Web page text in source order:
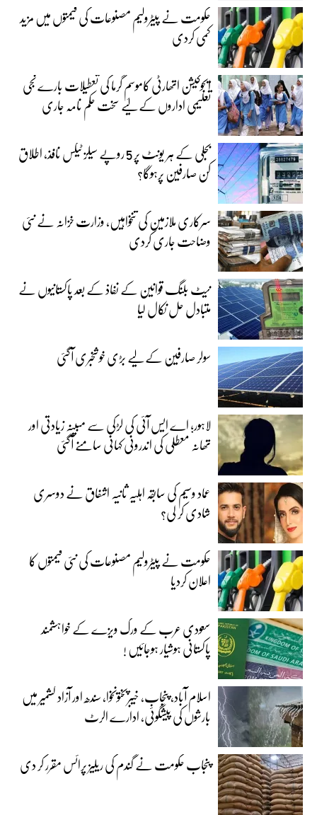
حکومت نے پیٹرولیم مصنوعات کی قیمتوں میں مزید
کمی کردی
ایجوکیشن اتھارٹی کاموسمِ گرما کی تعطیلات بارے نجی
تعلیمی اداروں کے لیے سخت حکم نامہ جاری
بجلی کے ہر یونٹ پر 5 روپے سیلز ٹیکس نافذ، اطلاق
کن صارفین پرہوگا؟
سرکاری ملازمین کی تنخواہیں، وزارت خزانہ نے نئی
وضاحت جاری کردی
نیٹ بلنگ قوانین کے نفاذ کے بعد پاکستانیوں نے
متبادل حل نکال لیا
سولر صارفین کے لیے بڑی خوشخبری آگئی
لاہور؛ اے ایس آئی کی لڑکی سے مبینہ زیادتی اور
تھانہ معطلی کی اندرونی کہانی سامنے آگئی
عماد وسیم کی سابقہ اہلیہ ثانیہ اشفاق نے دوسری
شادی کر لی؟
حکومت نے پیٹرولیم مصنوعات کی نئی قیمتوں کا
اعلان کردیا
سعودی عرب کے ورک ویزے کے خواہشمند
پاکستانی ہوشیار ہوجائیں !
اسلام آباد، پنجاب، خیبرپختونخوا، سندھ اور آزاد کشمیر میں
بارشوں کی پیشگوئی، ادارے الرٹ
پنجاب حکومت نے گندم کی ریلیز پرائس مقرر کر دی‎